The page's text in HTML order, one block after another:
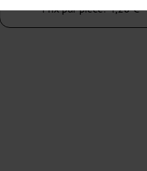
Prix par pièce:4,28 €